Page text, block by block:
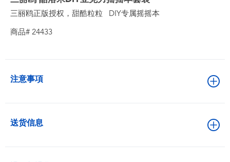
玩具促销
三丽鸥正版授权，甜酷粒粒 DIY专属摇摇本
商品# 24433
注意事項
送货信息